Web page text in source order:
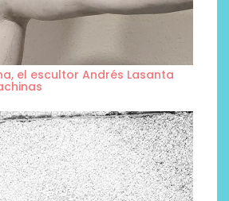
el escultor Andrés Lasanta